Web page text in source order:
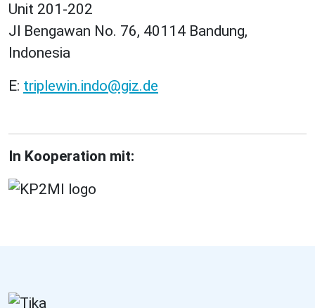
Unit 201-202
Jl Bengawan No. 76, 40114 Bandung,
Indonesia
E: triplewin.indo@giz.de
In Kooperation mit: